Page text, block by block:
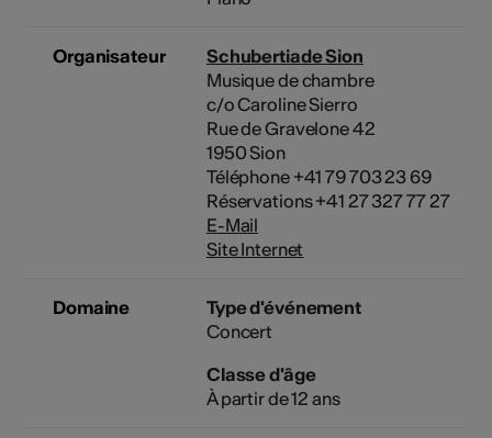
Organisateur
Schubertiade Sion
Musique de chambre
c/o Caroline Sierro
Rue de Gravelone 42
1950 Sion
Téléphone +41 79 703 23 69
Réservations +41 27 327 77 27
E-Mail
Site Internet
Domaine
Type d'événement
Concert
Classe d'âge
À partir de 12 ans